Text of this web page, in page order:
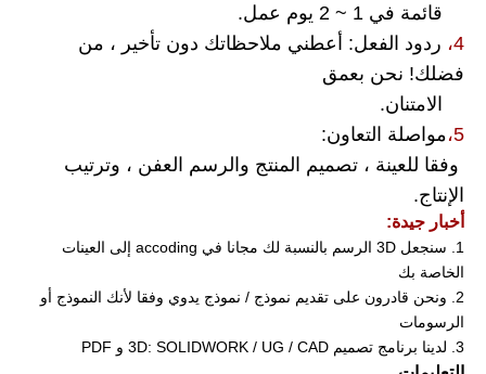
قائمة في 1 ~ 2 يوم عمل.
4، ردود الفعل: أعطني ملاحظاتك دون تأخير ، من
فضلك! نحن بعمق
الامتنان.
5، مواصلة التعاون:
وفقا للعينة ، تصميم المنتج والرسم العفن ، وترتيب
الإنتاج.
أخبار جيدة:
1. سنجعل 3D الرسم بالنسبة لك مجانا في accoding إلى العينات
الخاصة بك
2. ونحن قادرون على تقديم نموذج / نموذج يدوي وفقا لأنك النموذج أو
الرسومات
3. لدينا برنامج تصميم 3D: SOLIDWORK / UG / CAD و PDF